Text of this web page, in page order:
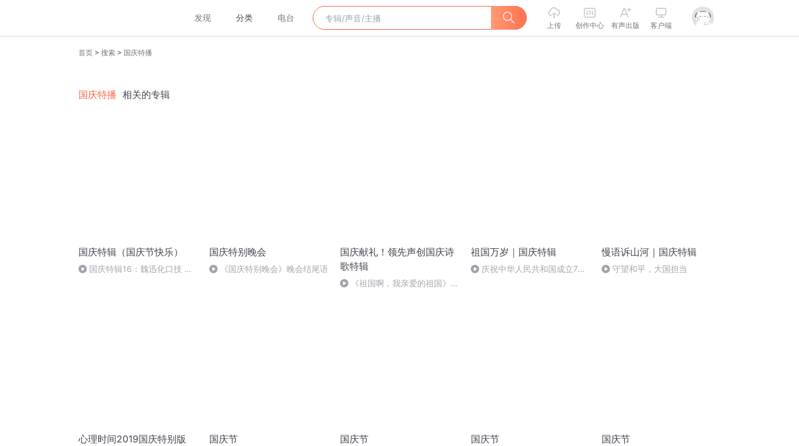
发现 分类 电台
上传 创作中心 有声出版 客户端
首页 > 搜索 > 国庆特播
国庆特播 相关的专辑
国庆特辑（国庆节快乐）
国庆特辑16：魏迅化口技 二
国庆特别晚会
《国庆特别晚会》晚会结尾语
国庆献礼！领先声创国庆诗
歌特辑
《祖国啊，我亲爱的祖国》温
祖国万岁｜国庆特辑
庆祝中华人民共和国成立73
慢语诉山河｜国庆特辑
守望和平，大国担当
心理时间2019国庆特别版 国庆节 国庆节 国庆节 国庆节